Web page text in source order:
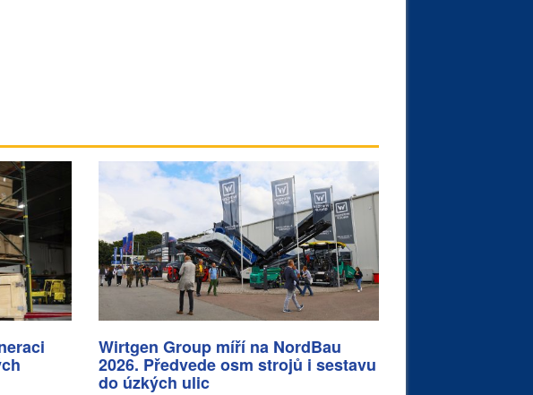
Wirtgen Group míří na NordBau
2026. Předvede osm strojů i sestavu
do úzkých ulic